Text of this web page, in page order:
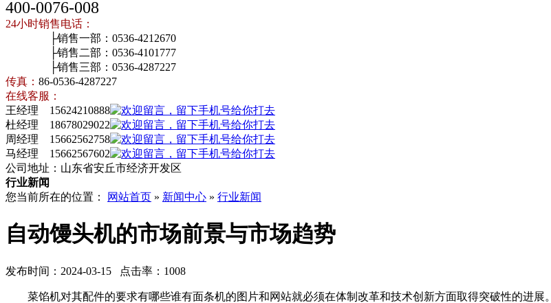
400-0076-008
24小时销售电话：
├销售一部：0536-4212670
├销售二部：0536-4101777
├销售三部：0536-4287227
传真： 86-0536-4287227
在线客服：
王经理 15624210888
杜经理 18678029022
周经理 15662562758
马经理 15662567602
公司地址：山东省安丘市经济开发区
行业新闻
您当前所在的位置：
网站首页 » 新闻中心 » 行业新闻
自动馒头机的市场前景与市场趋势
发布时间：2024-03-15 点击率：1008
菜馅机对其配件的要求有哪些谁有面条机的图片和网站就必须在体制改革和技术创新方面取得突破性的进展